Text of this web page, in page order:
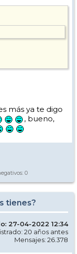
más ya te digo
, bueno,
0
tienes?
27-04-2022 12:34
20 años antes
Mensajes: 26.378